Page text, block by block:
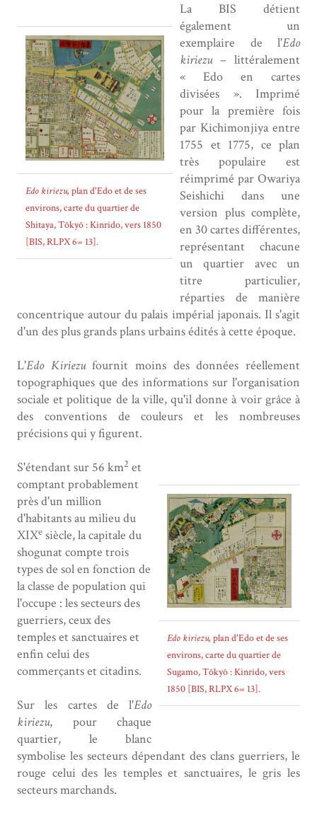
Edo kiriezu, plan d'Edo et de ses
environs, carte du quartier de
Shitaya, Tōkyō : Kinrido, vers 1850
[BIS, RLPX 6= 13].
La BIS détient
également un
exemplaire de l'Edo
kiriezu– littéralement
« Edo en cartes
divisées ». Imprimé
pour la première fois
par Kichimonjiya entre
1755 et 1775, ce plan
très populaire est
réimprimé par Owariya
Seishichi dans une
version plus complète,
en 30 cartes différentes,
représentant chacune
un quartier avec un
titre particulier,
réparties de manière
concentrique autour du palais impérial japonais. Il s'agit
d'un des plus grands plans urbains édités à cette époque.
L'Edo Kiriezufournit moins des données réellement
topographiques que des informations sur l'organisation
sociale et politique de la ville, qu'il donne à voir grâce à
des conventions de couleurs et les nombreuses
précisions qui y figurent.
Edo kiriezu, plan d'Edo et de ses
environs, carte du quartier de
Sugamo, Tōkyō : Kinrido, vers
1850 [BIS, RLPX 6= 13].
S'étendant sur 56 km2 et
comptant probablement
près d'un million
d'habitants au milieu du
XIXe siècle, la capitale du
shogunat compte trois
types de sol en fonction de
la classe de population qui
l'occupe : les secteurs des
guerriers, ceux des
temples et sanctuaires et
enfin celui des
commerçants et citadins.
Sur les cartes de l'Edo
kiriezu, pour chaque
quartier, le blanc
symbolise les secteurs dépendant des clans guerriers, le
rouge celui des les temples et sanctuaires, le gris les
secteurs marchands.